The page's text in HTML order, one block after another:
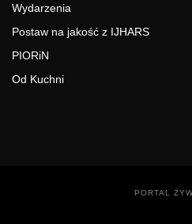
Wydarzenia
Postaw na jakość z IJHARS
PIORiN
Od Kuchni
PORTAL